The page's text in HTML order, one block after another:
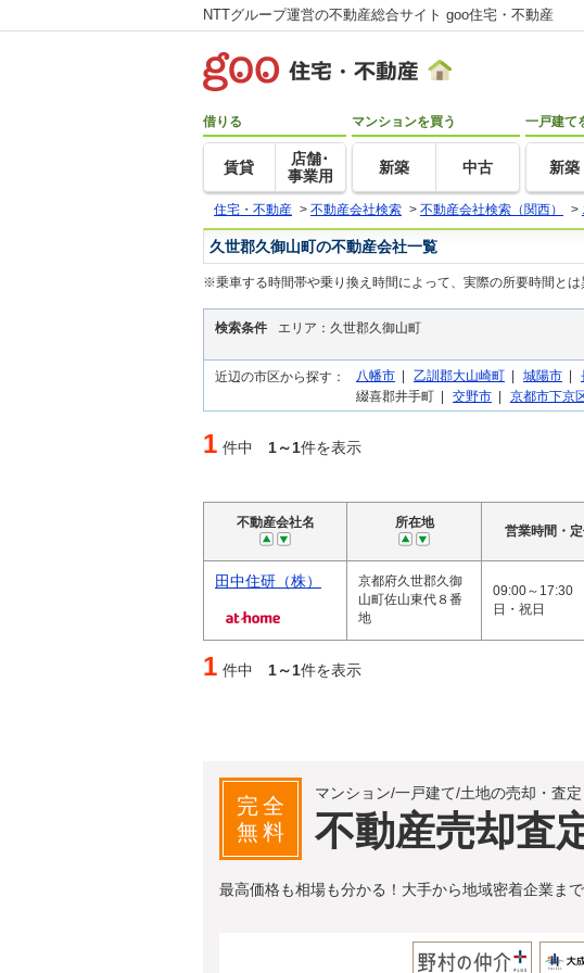
NTTグループ運営の不動産総合サイト goo住宅・不動産
借りる
賃貸
店舗･
事業用
マンションを買う
新築 中古
一戸建て
新築
住宅・不動産 > 不動産会社検索 > 不動産会社検索（関西） >
久世郡久御山町の不動産会社一覧
※乗車する時間帯や乗り換え時間によって、実際の所要時間と
検索条件 エリア：久世郡久御山町
近辺の市区から探す： 八幡市 | 乙訓郡大山崎町 | 城陽市 |
綴喜郡井手町 |
交野市 | 京都市下京
1 件中 1～1件を表示
不動産会社名 所在地
営業時間・定
田中住研（株）
京都府久世郡久御
山町佐山東代８番
地
09:00～17:30
日・祝日
1 件中 1～1件を表示
完全
無料
マンション/一戸建て/土地の売却・査定
不動産売却査
最高価格も相場も分かる！大手から地域密着企業まで